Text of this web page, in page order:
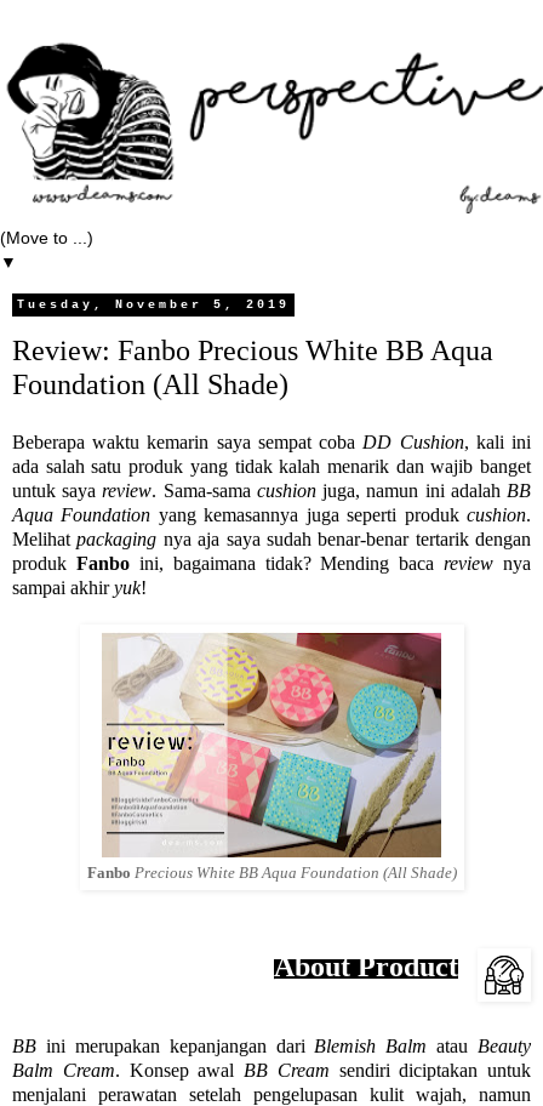
▼
Tuesday, November 5, 2019
Review: Fanbo Precious White BB Aqua
Foundation (All Shade)
Beberapa waktu kemarin saya sempat coba DD Cushion, kali ini
ada salah satu produk yang tidak kalah menarik dan wajib banget
untuk sayareview. Sama-sama cushionjuga, namun ini adalah BB
Aqua Foundation yang kemasannya juga seperti produkcushion.
Melihatpackaging nya aja saya sudah benar-benar tertarik dengan
produk Fanbo ini, bagaimana tidak? Mending bacareview nya
sampai akhiryuk!
Fanbo Precious White BB Aqua Foundation (All Shade)
About Product
BB ini merupakan kepanjangan dari Blemish Balmatau Beauty
Balm Cream. Konsep awal BB Cream sendiri diciptakan untuk
menjalani perawatan setelah pengelupasan kulit wajah, namun